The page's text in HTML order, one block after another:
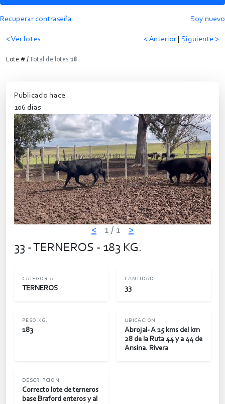
Recuperar contraseña Soy nuevo
< Ver lotes < Anterior Siguiente >
Lote # /Total de lotes 18
Publicado hace
106 días
< 1 / 1 >
33 - TERNEROS - 183 KG.
CATEGORIA
TERNEROS
CANTIDAD
33
PESO KG.
183
UBICACION
Abrojal- A 15 kms del km
28 de la Ruta 44 y a 44 de
Ansina. Rivera
DESCRIPCION
Correcto lote de terneros
base Braford enteros y al